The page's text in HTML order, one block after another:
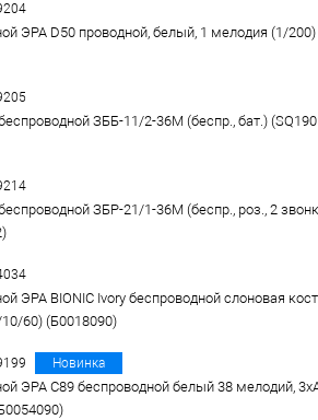
ЭРА D50 проводной, белый, 1 мелодия (1/200)
ЗББ-11/2-36М (беспр., бат.)
ЗБР-21/1-36М (беспр., роз., 2
ЭРА BIONIC Ivory беспроводной слоновая
60) (Б0018090)
Новинка
ЭРА C89 беспроводной белый 38 мелодий,